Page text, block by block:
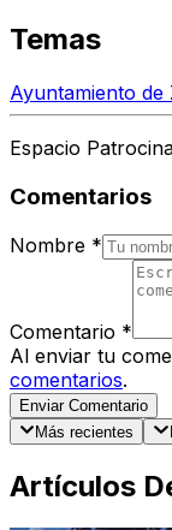
Temas
Ayuntamiento de
Espacio
Comentarios
Nombre *
Comentario *
Al enviar tu
comentarios.
Enviar Comentario
Más recientes
Artículos